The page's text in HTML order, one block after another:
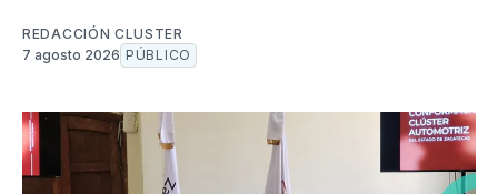
REDACCIÓN CLUSTER
7 agosto 2026 PÚBLICO